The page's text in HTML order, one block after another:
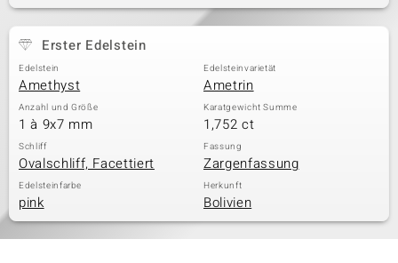
Erster Edelstein
Edelstein
Amethyst
Edelsteinvarietät
Ametrin
Anzahl und Größe
1 à 9x7 mm
Karatgewicht Summe
1,752 ct
Schliff
Ovalschliff, Facettiert
Fassung
Zargenfassung
Edelsteinfarbe
pink
Herkunft
Bolivien